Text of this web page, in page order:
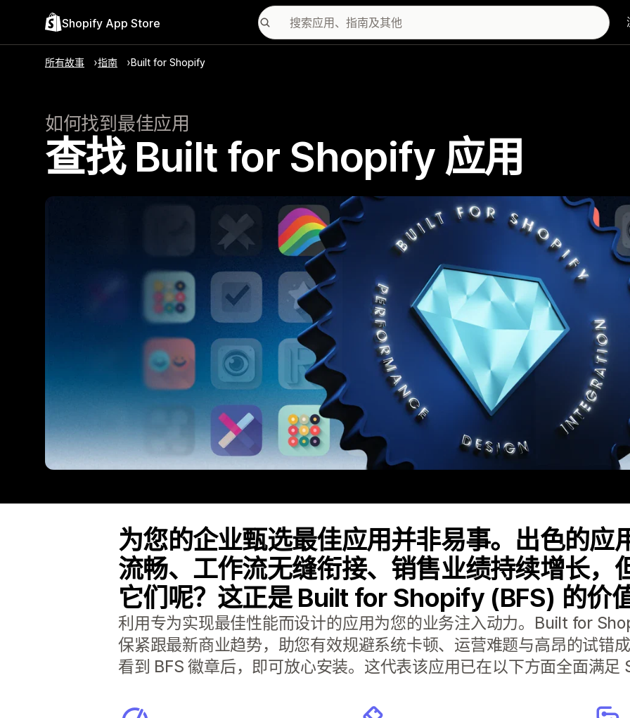
Shopify App Store
所有故事 指南 Built for Shopify
如何找到最佳应用
查找 Built for Shopify 应用
为您的企业甄选最佳应用并非易事。出色的应
流畅、工作流无缝衔接、销售业绩持续增长，
它们呢？这正是 Built for Shopify (BFS) 的价
利用专为实现最佳性能而设计的应用为您的业务注入动力。Built for
保紧跟最新商业趋势，助您有效规避系统卡顿、运营难题与高昂的试错
看到 BFS 徽章后，即可放心安装。这代表该应用已在以下方面全面满